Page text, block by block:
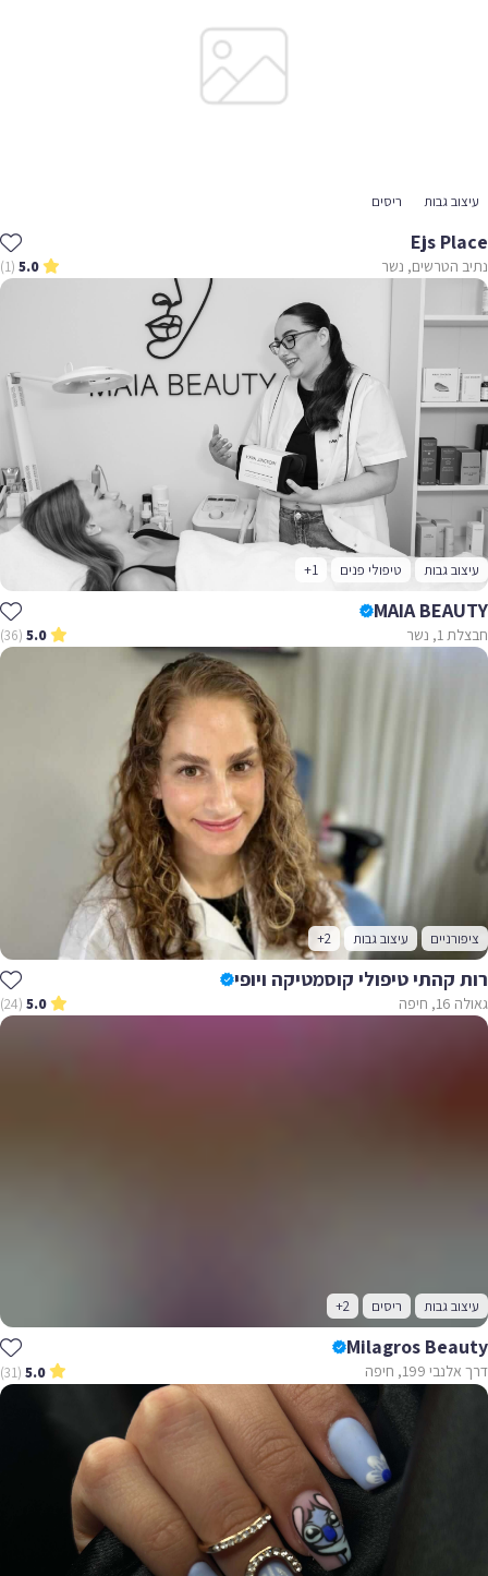
עיצוב גבות ריסים
Ejs Place
נתיב הטרשים, נשר 5.0
(1)
עיצוב גבות טיפולי פנים +1
MAIA BEAUTY
חבצלת 1, נשר 5.0
(36)
ציפורניים עיצוב גבות +2
רות קהתי טיפולי קוסמטיקה ויופי
גאולה 16, חיפה 5.0
(24)
עיצוב גבות ריסים +2
Milagros Beauty
דרך אלנבי 199, חיפה 5.0
(31)